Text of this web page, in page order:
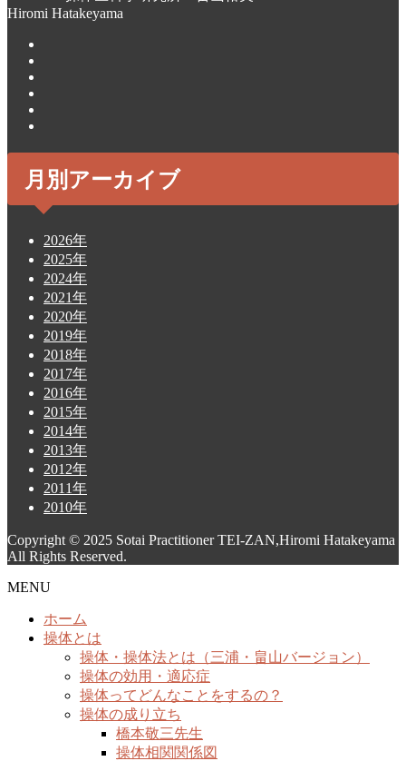
Hiromi Hatakeyama
月別アーカイブ
2026年
2025年
2024年
2021年
2020年
2019年
2018年
2017年
2016年
2015年
2014年
2013年
2012年
2011年
2010年
Copyright © 2025 Sotai Practitioner TEI-ZAN,Hiromi Hatakeyama
All Rights Reserved.
MENU
ホーム
操体とは
操体・操体法とは（三浦・畠山バージョン）
操体の効用・適応症
操体ってどんなことをするの？
操体の成り立ち
橋本敬三先生
操体相関関係図